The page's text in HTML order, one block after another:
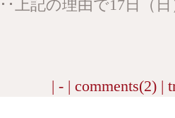
･･上記の理由で17日（
| - | comments(2) |